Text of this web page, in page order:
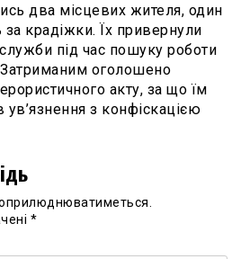
два місцевих жителя, один
крадіжки. Їх привернули
під час пошуку роботи
оголошено
акту, за що їм
з конфіскацією
*